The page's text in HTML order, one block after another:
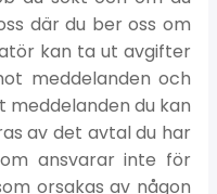
där du ber oss om
kan ta ut avgifter
meddelanden och
du kan
av det avtal du har
ansvarar inte för
orsakas av någon